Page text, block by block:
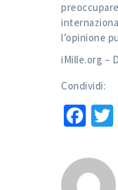
l’opinione
iMille.org –
Condividi: